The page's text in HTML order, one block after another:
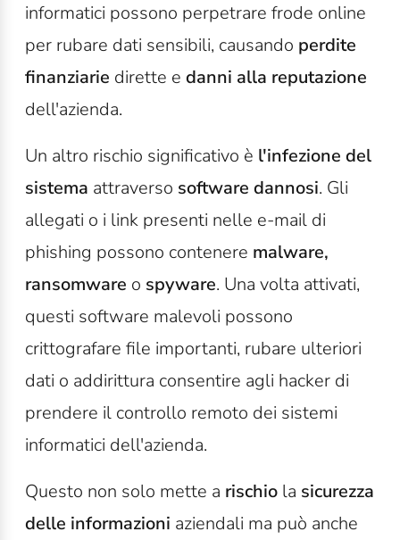
informatici possono perpetrare frode online
per rubare dati sensibili, causando perdite
finanziarie dirette e danni alla reputazione
dell'azienda.
Un altro rischio significativo è l'infezione del
sistema attraverso software dannosi. Gli
allegati o i link presenti nelle e-mail di
phishing possono contenere malware,
ransomware o spyware. Una volta attivati,
questi software malevoli possono
crittografare file importanti, rubare ulteriori
dati o addirittura consentire agli hacker di
prendere il controllo remoto dei sistemi
informatici dell'azienda.
Questo non solo mette a rischio la sicurezza
delle informazioni aziendali ma può anche